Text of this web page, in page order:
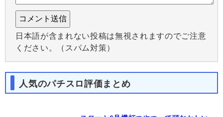
日本語が含まれない投稿は無視されますのでご注意
ください。（スパム対策）
人気のパチスロ評価まとめ